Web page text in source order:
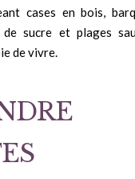
cases en bois,
de sucre et plages
de vivre.